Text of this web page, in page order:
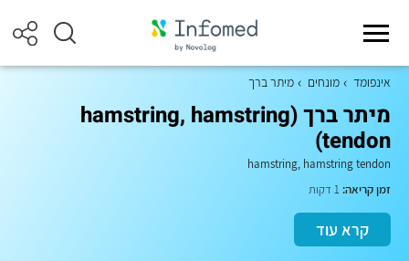
אינפומד מונחים מיתר ברך
מיתר ברך (hamstring, hamstring
tendon)
hamstring, hamstring tendon
זמן קריאה:
קרא עוד